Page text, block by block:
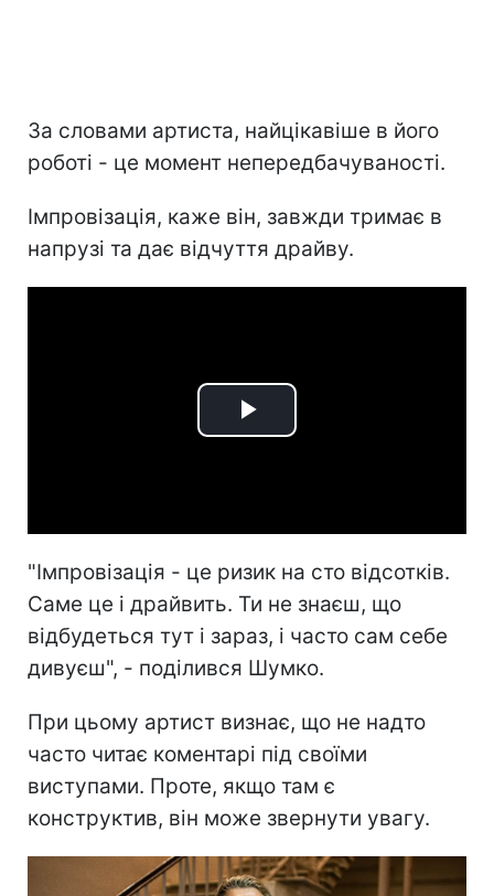
За словами артиста, найцікавіше в його
роботі - це момент непередбачуваності.
Імпровізація, каже він, завжди тримає в
напрузі та дає відчуття драйву.
Play
"Імпровізація - це ризик на сто відсотків.
Саме це і драйвить. Ти не знаєш, що
відбудеться тут і зараз, і часто сам себе
дивуєш", - поділився Шумко.
При цьому артист визнає, що не надто
часто читає коментарі під своїми
виступами. Проте, якщо там є
конструктив, він може звернути увагу.